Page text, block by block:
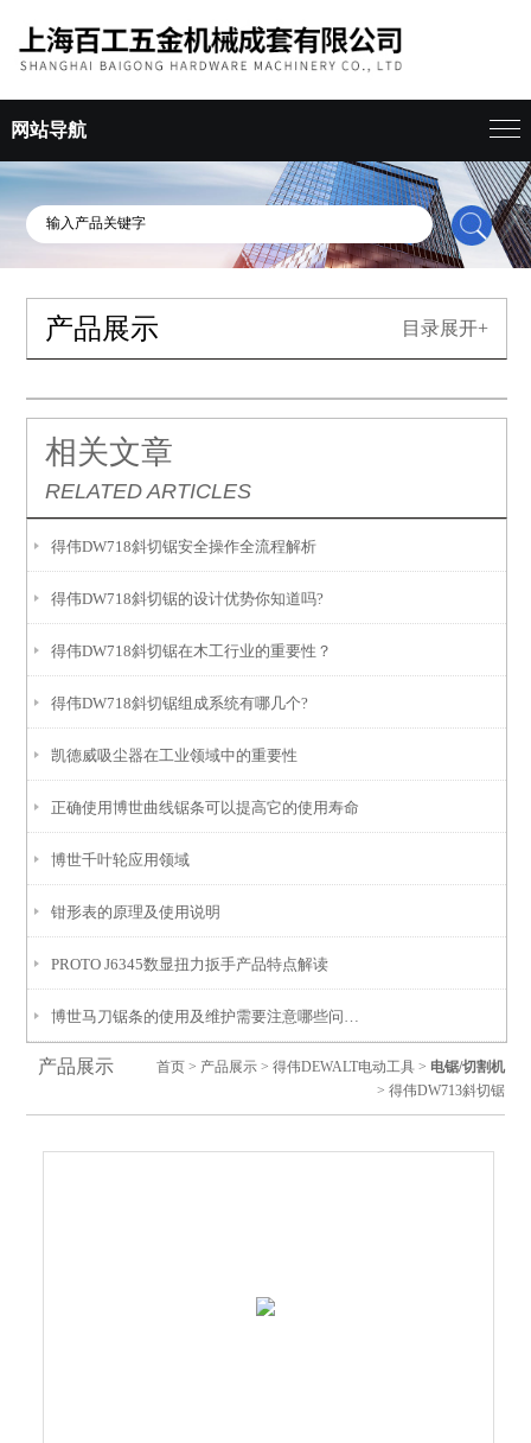
网站导航
产品展示 目录展开+
相关文章
RELATED ARTICLES
得伟DW718斜切锯安全操作全流程解析
得伟DW718斜切锯的设计优势你知道吗?
得伟DW718斜切锯在木工行业的重要性？
得伟DW718斜切锯组成系统有哪几个?
凯德威吸尘器在工业领域中的重要性
正确使用博世曲线锯条可以提高它的使用寿命
博世千叶轮应用领域
钳形表的原理及使用说明
PROTO J6345数显扭力扳手产品特点解读
产品展示 首页> 产品展示> 得伟DEWALT电动工具> 电锯/切割机
> 得伟DW713斜切锯